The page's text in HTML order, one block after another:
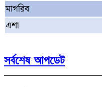
মাগরিব
এশা
সর্বশেষ আপডেট